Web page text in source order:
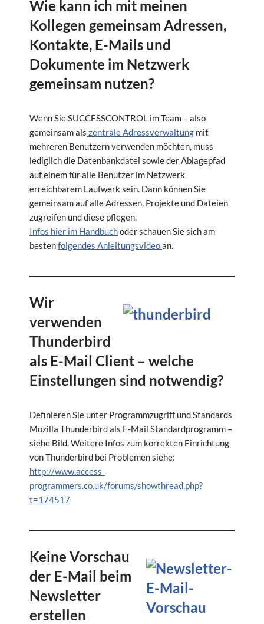
Wie kann ich mit meinen
Kollegen gemeinsam Adressen,
Kontakte, E-Mails und
Dokumente im Netzwerk
gemeinsam nutzen?
Wenn Sie SUCCESSCONTROL im Team – also
gemeinsam als zentrale Adressverwaltung mit
mehreren Benutzern verwenden möchten, muss
lediglich die Datenbankdatei sowie der Ablagepfad
auf einem für alle Benutzer im Netzwerk
erreichbarem Laufwerk sein. Dann können Sie
gemeinsam auf alle Adressen, Projekte und Dateien
zugreifen und diese pflegen.
Infos hier im Handbuchoder schauen Sie sich am
bestenfolgendes Anleitungsvideoan.
Wir
verwenden
Thunderbird
als E-Mail Client – welche
Einstellungen sind notwendig?
Definieren Sie unter Programmzugriff und Standards
Mozilla Thunderbird als E-Mail Standardprogramm –
siehe Bild. Weitere Infos zum korrekten Einrichtung
von Thunderbird bei Problemen siehe:
http://www.access-
programmers.co.uk/forums/showthread.php?
t=174517
Keine Vorschau
der E-Mail beim
Newsletter
erstellen